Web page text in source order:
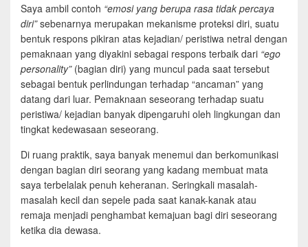
Saya ambil contoh “emosi yang berupa rasa tidak percaya
diri”sebenarnya merupakan mekanisme proteksi diri, suatu
bentuk respons pikiran atas kejadian/ peristiwa netral dengan
pemaknaan yang diyakini sebagai respons terbaik dari “ego
personality”(bagian diri) yang muncul pada saat tersebut
sebagai bentuk perlindungan terhadap “ancaman” yang
datang dari luar. Pemaknaan seseorang terhadap suatu
peristiwa/ kejadian banyak dipengaruhi oleh lingkungan dan
tingkat kedewasaan seseorang.
Di ruang praktik, saya banyak menemui dan berkomunikasi
dengan bagian diri seorang yang kadang membuat mata
saya terbelalak penuh keheranan. Seringkali masalah-
masalah kecil dan sepele pada saat kanak-kanak atau
remaja menjadi penghambat kemajuan bagi diri seseorang
ketika dia dewasa.